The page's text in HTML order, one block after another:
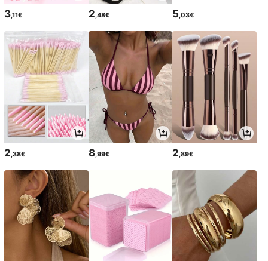
3,11€ 2,48€ 5,03€
2 ,38€ 8,99€ 2 ,89€